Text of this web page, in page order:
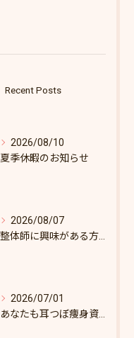
Recent Posts
2026/08/10
夏季休暇のお知らせ
2026/08/07
2026/07/01